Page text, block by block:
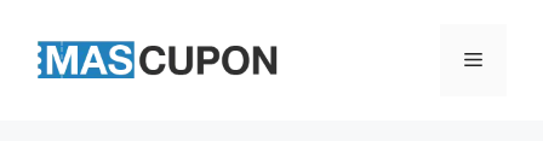
content
Menu